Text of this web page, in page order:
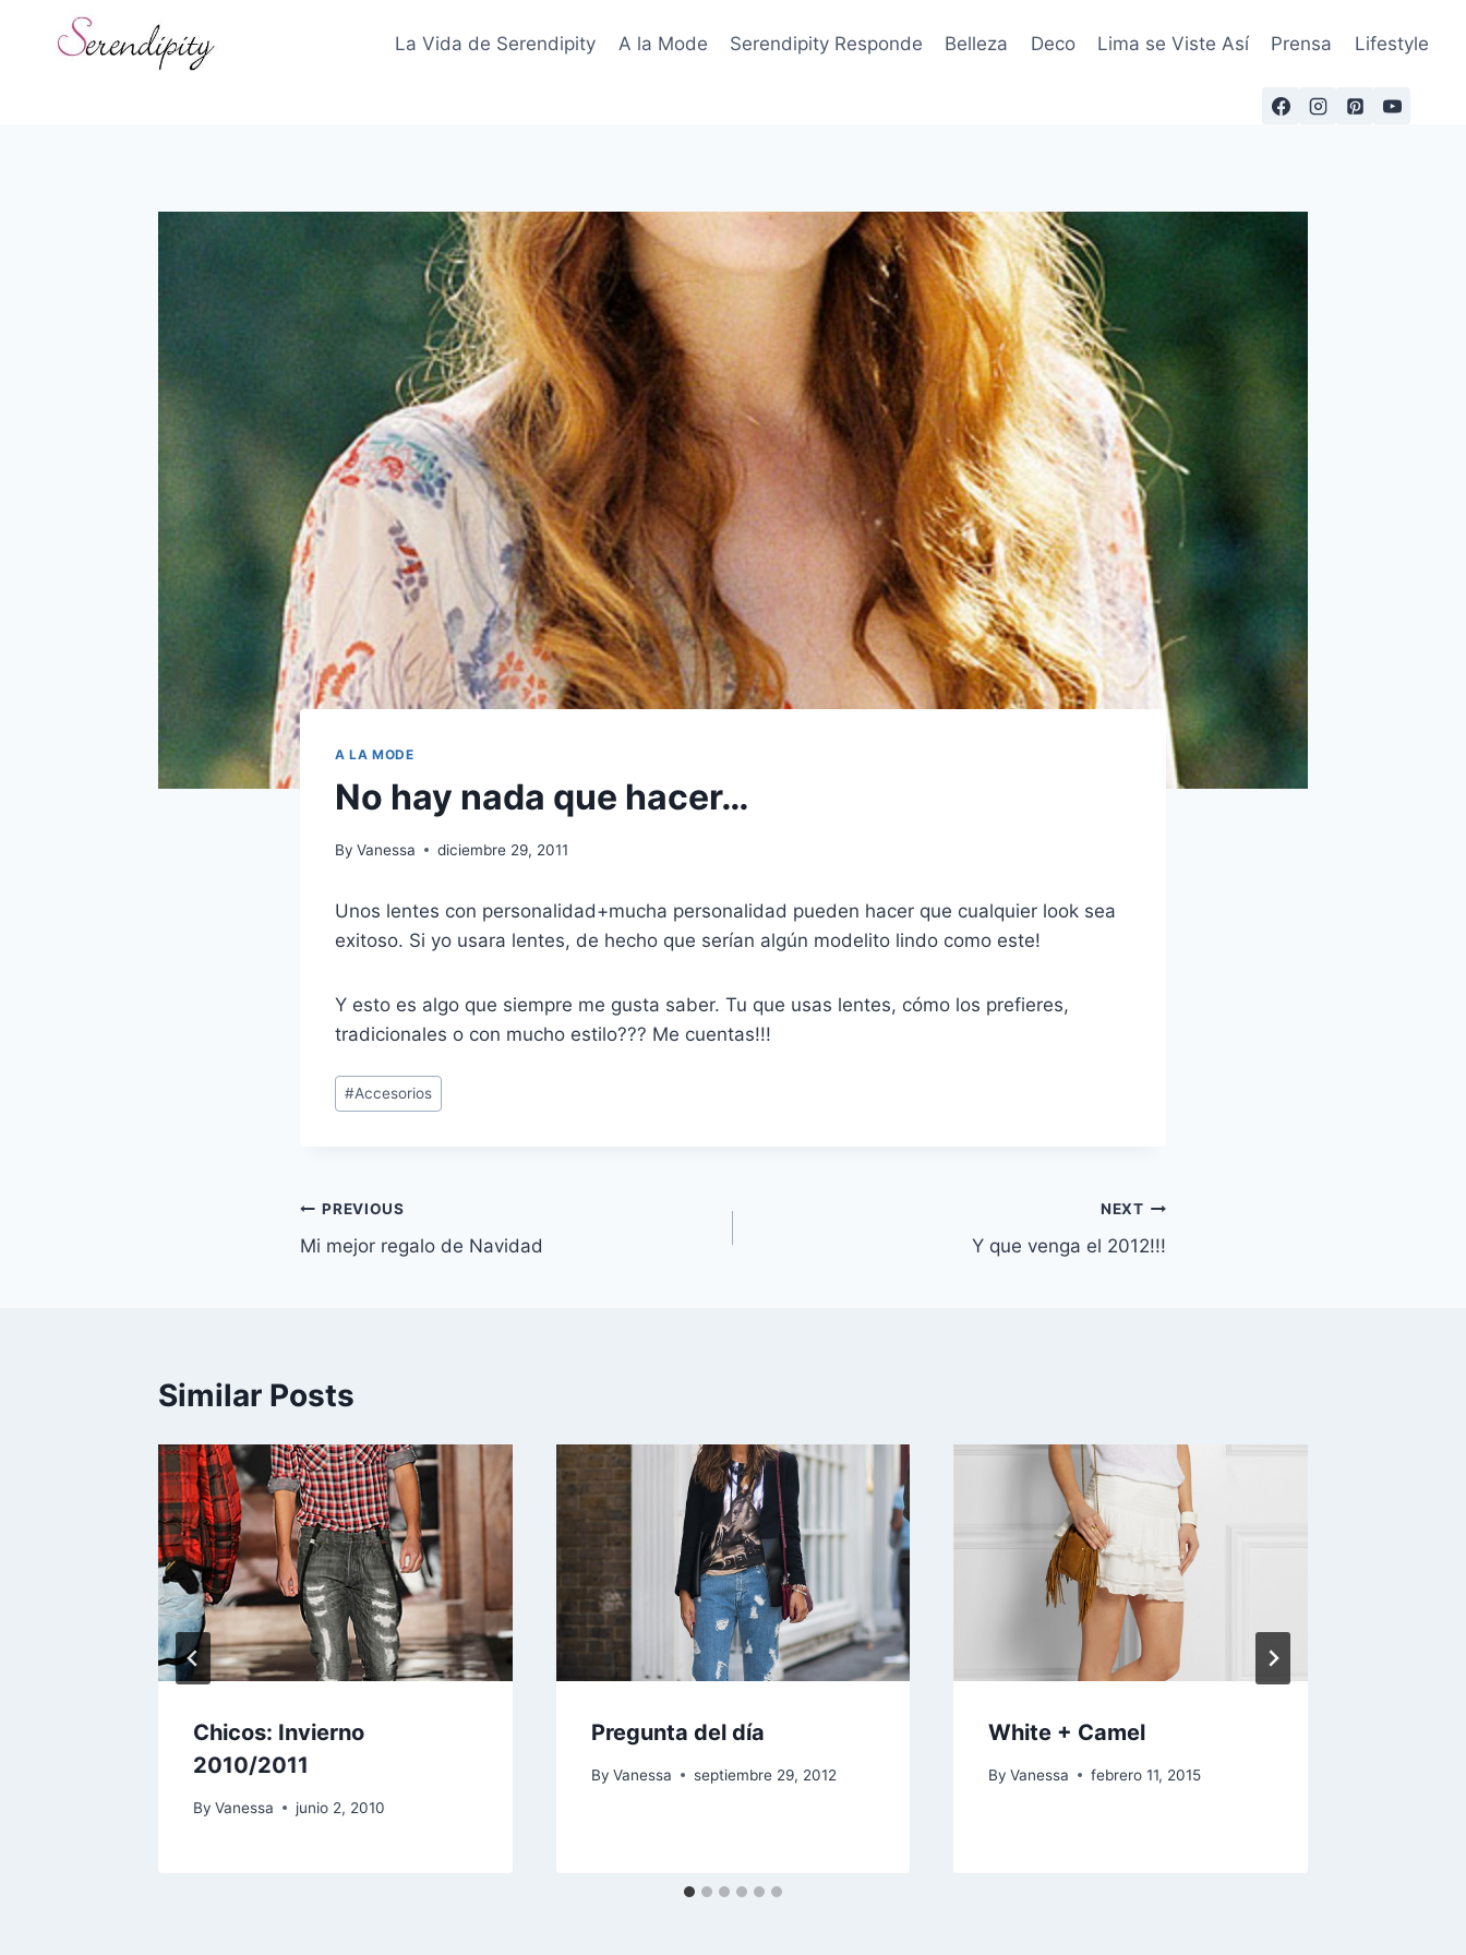
La Vida de Serendipity A la Mode Serendipity Responde Belleza Deco Lima se Viste Así Prensa Lifestyle
A LA MODE
No hay nada que hacer…
By Vanessa diciembre 29, 2011
Unos lentes con personalidad+mucha personalidad pueden hacer que cualquier look sea
exitoso. Si yo usara lentes, de hecho que serían algún modelito lindo como este!
Y esto es algo que siempre me gusta saber. Tu que usas lentes, cómo los prefieres,
tradicionales o con mucho estilo??? Me cuentas!!!
Post
Tags:
#Accesorios
Navegación
de
PREVIOUS
Mi mejor regalo de Navidad
NEXT
Y que venga el 2012!!!
Similar Posts
Chicos: Invierno
2010/2011
By Vanessa junio 2, 2010
Pregunta del día
By Vanessa septiembre 29, 2012
White + Camel
By Vanessa febrero 11, 2015